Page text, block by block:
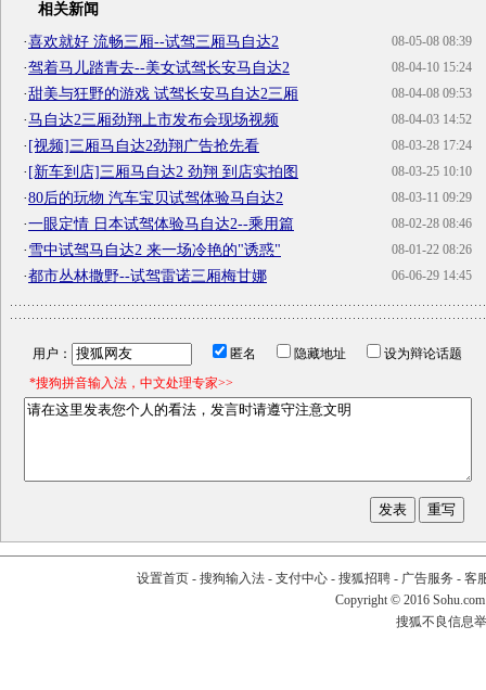
相关新闻
08-05-08 08:39
·喜欢就好 流畅三厢--试驾三厢马自达2
08-04-10 15:24
·驾着马儿踏青去--美女试驾长安马自达2
08-04-08 09:53
·甜美与狂野的游戏 试驾长安马自达2三厢
08-04-03 14:52
·马自达2三厢劲翔上市发布会现场视频
08-03-28 17:24
·[视频]三厢马自达2劲翔广告抢先看
08-03-25 10:10
·[新车到店]三厢马自达2 劲翔 到店实拍图
08-03-11 09:29
·80后的玩物 汽车宝贝试驾体验马自达2
08-02-28 08:46
·一眼定情 日本试驾体验马自达2--乘用篇
08-01-22 08:26
·雪中试驾马自达2 来一场冷艳的"诱惑"
06-06-29 14:45
·都市丛林撒野--试驾雷诺三厢梅甘娜
用户： 匿名 隐藏地址
设为辩论话题
*搜狗拼音输入法，中文处理专家>>
设置首页- 搜狗输入法- 支付中心- 搜狐招聘- 广告服务 - 客
Copyright © 2016
搜狐不良信息